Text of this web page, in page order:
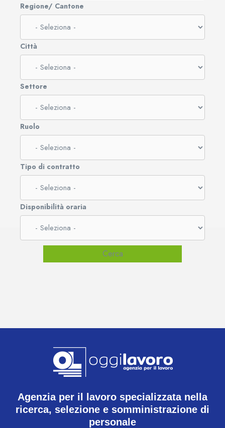
Regione/ Cantone
Città
Settore
Ruolo
Tipo di contratto
Disponibilità oraria
Agenzia per il lavoro specializzata nella
ricerca, selezione e somministrazione di
personale